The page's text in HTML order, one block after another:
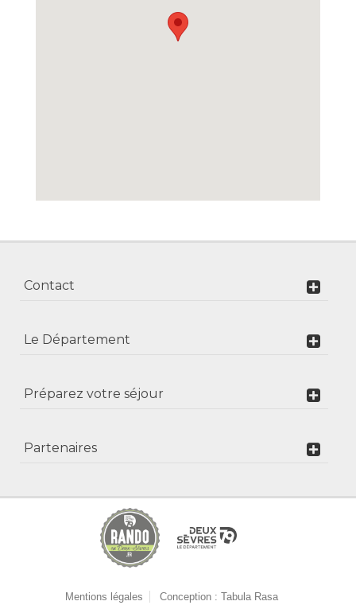
Contact
Le Département
Préparez votre séjour
Partenaires
Mentions légales Conception : Tabula Rasa